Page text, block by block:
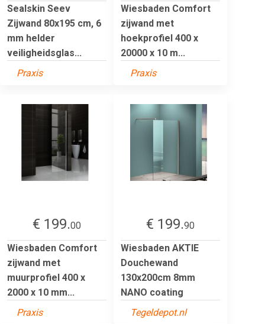
Sealskin Seev
Zijwand 80x195 cm, 6
mm helder
veiligheidsglas...
Praxis
Wiesbaden Comfort
zijwand met
hoekprofiel 400 x
20000 x 10 m...
Praxis
€ 199.00
Wiesbaden Comfort
zijwand met
muurprofiel 400 x
2000 x 10 mm...
Praxis
€ 199.90
Wiesbaden AKTIE
Douchewand
130x200cm 8mm
NANO coating
Tegeldepot.nl